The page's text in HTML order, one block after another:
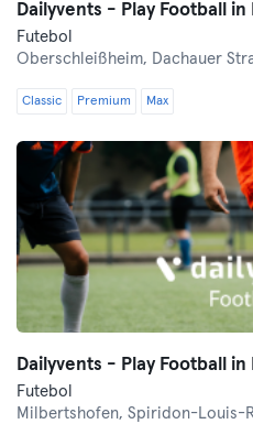
Dailyvents - Play Football
Futebol
Oberschleißheim, Dachauer
Classic Premium Max
Dailyvents - Play Football
Futebol
Milbertshofen, Spiridon-Louis-